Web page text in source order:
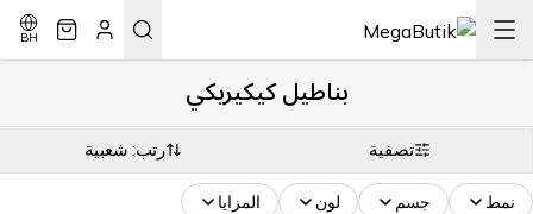
BH
بناطيل كيكيريكي
تصفية رتب: شعبية
نمط جسم لون المزايا